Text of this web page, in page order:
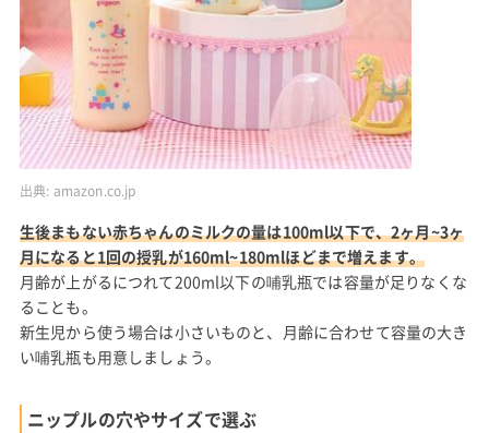
出典: amazon.co.jp
生後まもない赤ちゃんのミルクの量は100ml以下で、2ヶ月~3ヶ
月になると1回の授乳が160ml~180mlほどまで増えます。
月齢が上がるにつれて200ml以下の哺乳瓶では容量が足りなくな
ることも。
新生児から使う場合は小さいものと、月齢に合わせて容量の大き
い哺乳瓶も用意しましょう。
ニップルの穴やサイズで選ぶ